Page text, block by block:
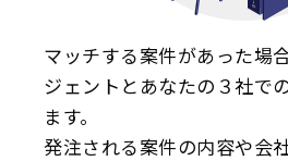
マッチする案件があった場
ジェントとあなたの３社で
ます。
発注される案件の内容や会